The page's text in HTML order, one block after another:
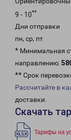
9 - 10**
Дни отправки
пн, ср, пт
* Минимальная
направлению:
** Срок
Рассчитайте в
доставки.
Скачать
Тарифы на